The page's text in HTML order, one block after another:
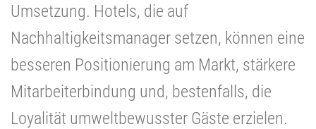
Umsetzung. Hotels, die auf
Nachhaltigkeitsmanager setzen, können eine
besseren Positionierung am Markt, stärkere
Mitarbeiterbindung und, bestenfalls, die
Loyalität umweltbewusster Gäste erzielen.